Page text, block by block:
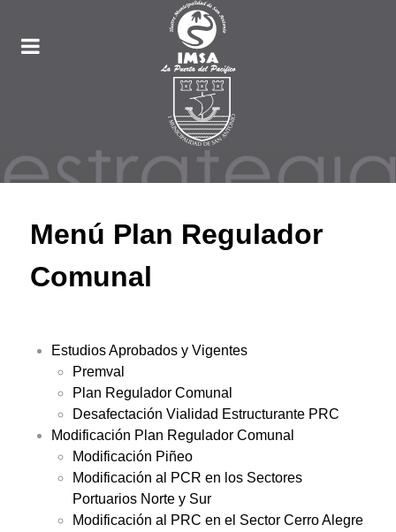
Menú Plan Regulador
Comunal
Estudios Aprobados y Vigentes
Premval
Plan Regulador Comunal
Desafectación Vialidad Estructurante PRC
Modificación Plan Regulador Comunal
Modificación Piñeo
Modificación al PCR en los Sectores
Portuarios Norte y Sur
Modificación al PRC en el Sector Cerro Alegre